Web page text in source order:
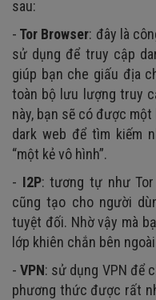
sau:
- Tor Browser: đây là
sử dụng để truy cập
giúp bạn che giấu địa
toàn bộ lưu lượng truy
này, bạn sẽ có được một
dark web để tìm kiếm
“một kẻ vô hình”.
- I2P: tương tự như
cũng tạo cho người
tuyệt đối. Nhờ vậy mà
lớp khiên chắn bên
-VPN: sử dụng VPN để
phương thức được rất